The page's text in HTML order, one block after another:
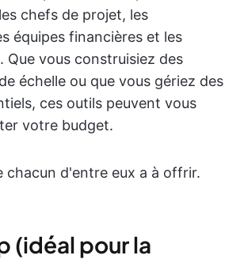
chefs de projet, les
équipes financières et les
Que vous construisiez des
échelle ou que vous gériez des
ces outils peuvent vous
votre budget.
chacun d'entre eux a à offrir.
(idéal pour la